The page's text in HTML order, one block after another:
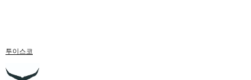
투이스코